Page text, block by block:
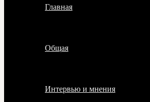
Главная
Общая
Интервью и мнения